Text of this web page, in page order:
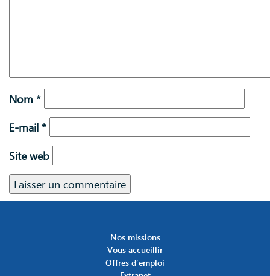
Nom *
E-mail *
Site web
Nos missions
Vous accueillir
Offres d’emploi